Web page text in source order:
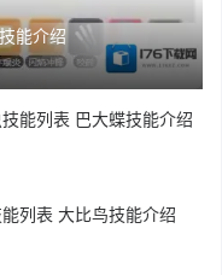
能介绍
能列表 巴大蝶技能介绍
列表 大比鸟技能介绍